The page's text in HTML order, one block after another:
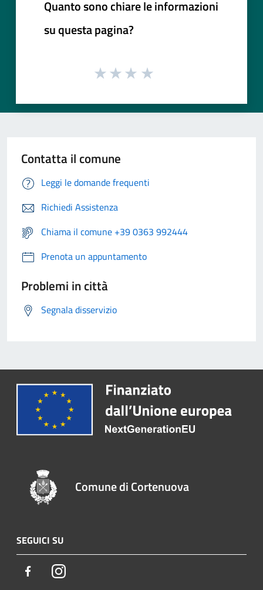
Quanto sono chiare le informazioni
su questa pagina?
Contatta il comune
Leggi le domande frequenti
Richiedi Assistenza
Chiama il comune +39 0363 992444
Prenota un appuntamento
Problemi in città
Segnala disservizio
Comune di Cortenuova
SEGUICI SU
FacebookInstagram